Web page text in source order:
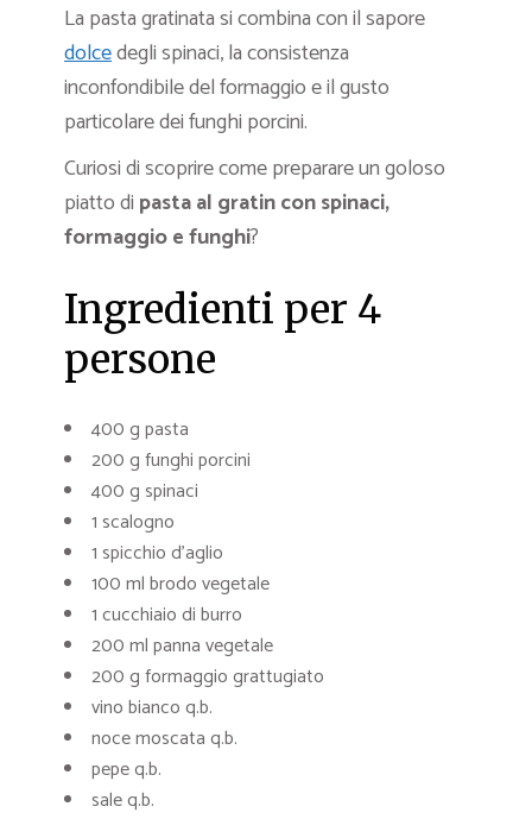
La pasta gratinata si combina con il sapore
dolcedegli spinaci, la consistenza
inconfondibile del formaggio e il gusto
particolare dei funghi porcini.
Curiosi di scoprire come preparare un goloso
piatto di pasta al gratin con spinaci,
formaggio e funghi?
Ingredienti per 4
persone
400 g pasta
200 g funghi porcini
400 g spinaci
1 scalogno
1 spicchio d’aglio
100 ml brodo vegetale
1 cucchiaio di burro
200 ml panna vegetale
200 g formaggio grattugiato
vino bianco q.b.
noce moscata q.b.
pepe q.b.
sale q.b.